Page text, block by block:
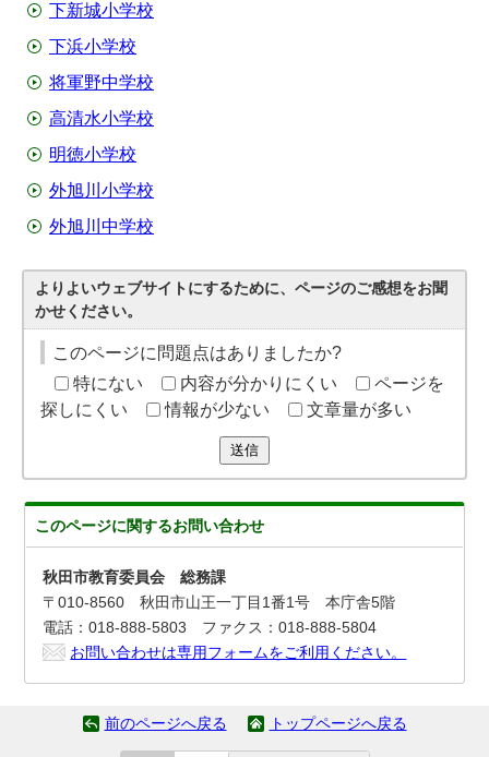
下新城小学校
下浜小学校
将軍野中学校
高清水小学校
明徳小学校
外旭川小学校
外旭川中学校
よりよいウェブサイトにするために、ページのご感想をお聞
かせください。
このページに問題点はありましたか?
特にない
内容が分かりにくい
ページを
探しにくい
情報が少ない 文章量が多い
送信
このページに関するお問い合わせ
秋田市教育委員会 総務課
〒010-8560 秋田市山王一丁目1番1号 本庁舎5階
電話：018-888-5803 ファクス：018-888-5804
お問い合わせは専用フォームをご利用ください。
前のページへ戻る トップページへ戻る